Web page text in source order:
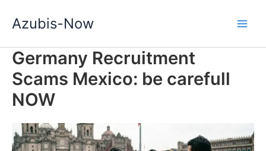
InhaltAzubis-Now
Germany Recruitment
Scams Mexico: be carefull
NOW